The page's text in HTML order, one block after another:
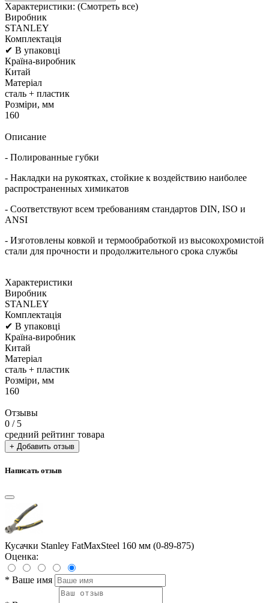
Характеристики: (Смотреть все)
Виробник
STANLEY
Комплектація
✔ В упаковці
Країна-виробник
Китай
Матеріал
сталь + пластик
Розміри, мм
160
Описание
- Полированные губки
- Накладки на рукоятках, стойкие к воздействию наиболее
распространенных химикатов
- Соответствуют всем требованиям стандартов DIN, ISO и
ANSI
- Изготовлены ковкой и термообработкой из высокохромистой
стали для прочности и продолжительного срока службы
Характеристики
Виробник
STANLEY
Комплектація
✔ В упаковці
Країна-виробник
Китай
Матеріал
сталь + пластик
Розміри, мм
160
Отзывы
0 / 5
средний рейтинг товара
+ Добавить отзыв
Написать отзыв
Кусачки Stanley FatMaxSteel 160 мм (0-89-875)
Оценка:
* Ваше имя